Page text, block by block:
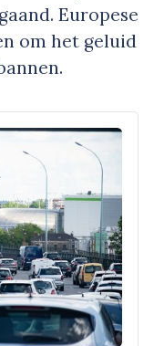
Europese
om het geluid